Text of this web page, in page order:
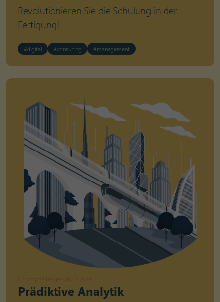
Revolutionieren Sie die Schulung in der
Fertigung!
#digital #consulting #management
Christophe Berger 06.06.2024
Prädiktive Analytik